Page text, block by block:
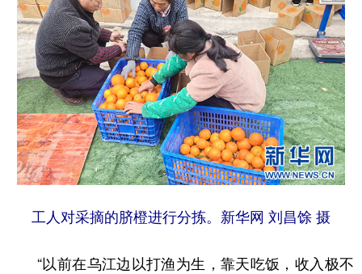
工人对采摘的脐橙进行分拣。新华网 刘昌馀 摄
“以前在乌江边以打渔为生，靠天吃饭，收入极不